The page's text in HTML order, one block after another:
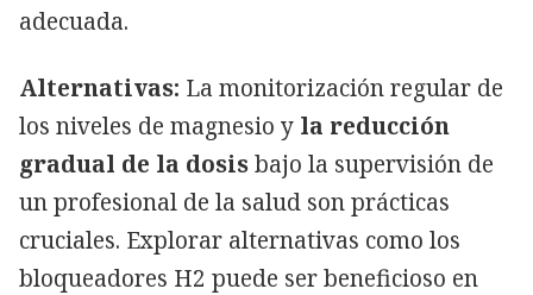
adecuada.
Alternativas: La monitorización regular de
los niveles de magnesio y la reducción
gradual de la dosisbajo la supervisión de
un profesional de la salud son prácticas
cruciales. Explorar alternativas como los
bloqueadores H2 puede ser beneficioso en